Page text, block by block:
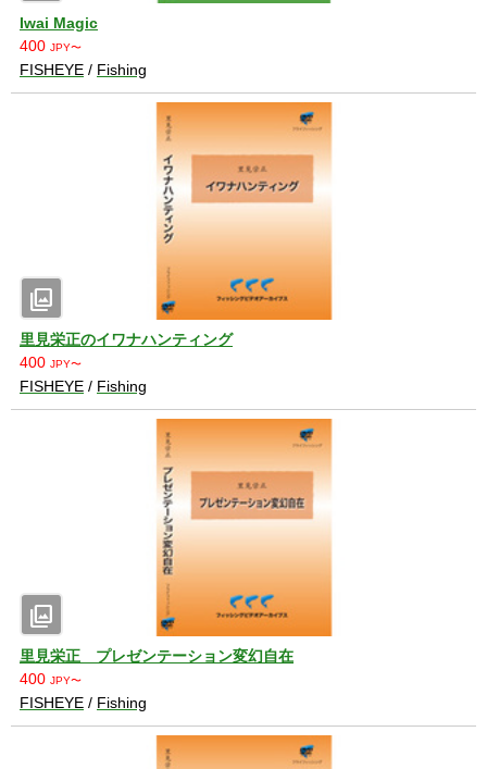
Iwai Magic
400 JPY〜
FISHEYE / Fishing
photo_library
里見栄正のイワナハンティング
400 JPY〜
FISHEYE / Fishing
photo_library
里見栄正 プレゼンテーション変幻自在
400 JPY〜
FISHEYE / Fishing